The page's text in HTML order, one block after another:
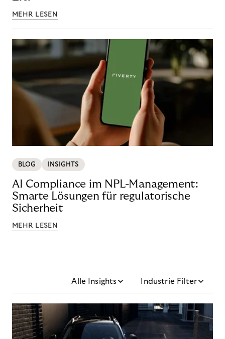
MEHR LESEN
BLOG INSIGHTS
AI Compliance im NPL-Management:
Smarte Lösungen für regulatorische
Sicherheit
MEHR LESEN
Alle Insights Industrie Filter